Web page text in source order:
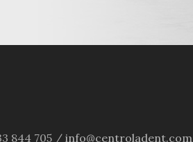
844 705 / info@centroladent.com